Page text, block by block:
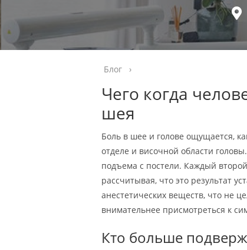
Блог ›
Чего когда
шея
Боль в шее и голове ощущается,
отделе и височной области
подъема с постели. Каждый
рассчитывая, что это результат
анестетических веществ, что не
внимательнее присмотреться к
Кто больше